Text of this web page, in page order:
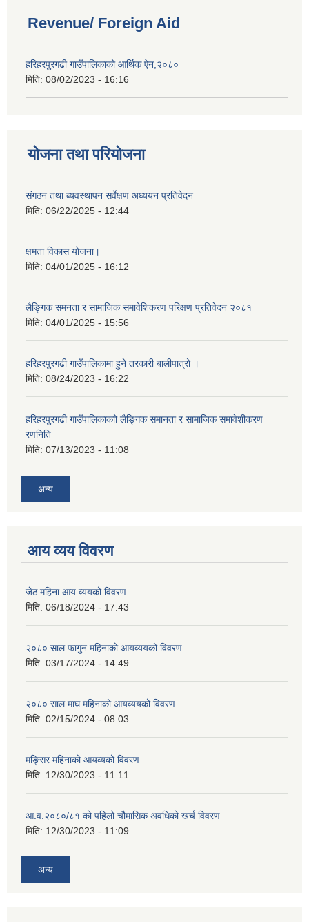
Revenue/ Foreign Aid
हरिहरपुरगढी गाउँपालिकाको आर्थिक ऐन,२०८०
मिति: 08/02/2023 - 16:16
योजना तथा परियोजना
संगठन तथा ब्यवस्थापन सर्वेक्षण अध्ययन प्रतिवेदन
मिति: 06/22/2025 - 12:44
क्षमता विकास योजना।
मिति: 04/01/2025 - 16:12
लैङ्गिक समनता र सामाजिक समावेशिकरण परिक्षण प्रतिवेदन २०८१
मिति: 04/01/2025 - 15:56
हरिहरपुरगढी गाउँपालिकामा हुने तरकारी बालीपात्रो ।
मिति: 08/24/2023 - 16:22
हरिहरपुरगढी गाउँपालिकाकाो लैङ्गिक समानता र सामाजिक समावेशीकरण
रणनिति
मिति: 07/13/2023 - 11:08
अन्य
आय व्यय विवरण
जेठ महिना आय व्ययको विवरण
मिति: 06/18/2024 - 17:43
२०८० साल फागुन महिनाको आयव्ययको विवरण
मिति: 03/17/2024 - 14:49
२०८० साल माघ महिनाको आयव्ययको विवरण
मिति: 02/15/2024 - 08:03
मङ्सिर महिनाको आयव्यको विवरण
मिति: 12/30/2023 - 11:11
आ.व.२०८०/८१ को पहिलो चौमासिक अवधिको खर्च विवरण
मिति: 12/30/2023 - 11:09
अन्य